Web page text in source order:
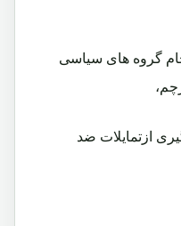
گروه های سیاسی
ازتمایلات ضد